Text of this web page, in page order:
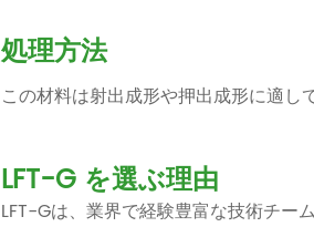
処理方法
この材料は射出成形や押出成形に適し
LFT-G を選ぶ理由
LFT-Gは、業界で経験豊富な技術チー